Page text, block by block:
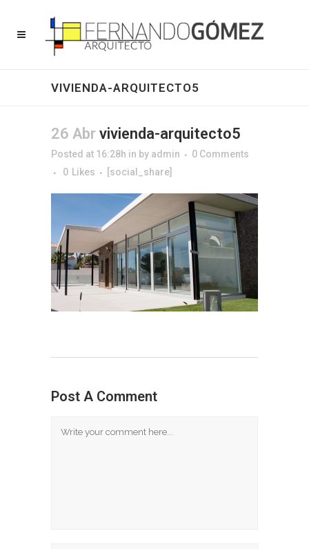
VIVIENDA-ARQUITECTO5
26 Abr vivienda-arquitecto5
Posted at 16:28h in by admin
0 Comments
0 Likes [social_share]
Post A Comment